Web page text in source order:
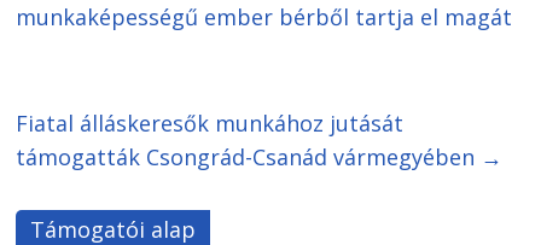
munkaképességű ember bérből tartja el magát
Fiatal álláskeresők munkához jutását
támogatták Csongrád-Csanád vármegyében →
Támogatói alap